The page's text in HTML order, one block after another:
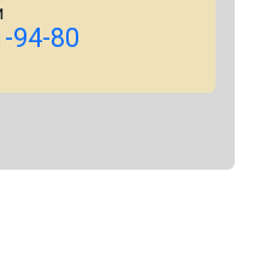
94-80